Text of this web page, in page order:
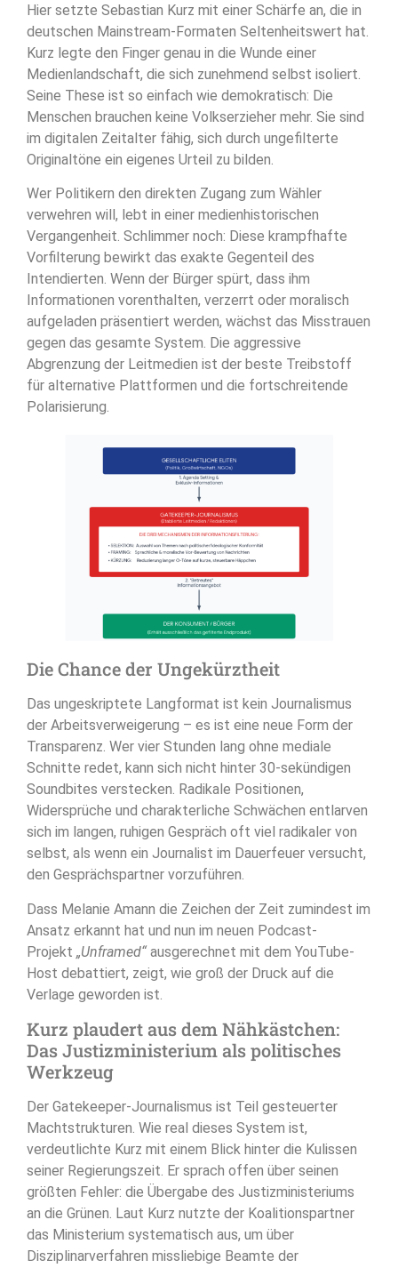
Hier setzte Sebastian Kurz mit einer Schärfe an, die in
deutschen Mainstream-Formaten Seltenheitswert hat.
Kurz legte den Finger genau in die Wunde einer
Medienlandschaft, die sich zunehmend selbst isoliert.
Seine These ist so einfach wie demokratisch: Die
Menschen brauchen keine Volkserzieher mehr. Sie sind
im digitalen Zeitalter fähig, sich durch ungefilterte
Originaltöne ein eigenes Urteil zu bilden.
Wer Politikern den direkten Zugang zum Wähler
verwehren will, lebt in einer medienhistorischen
Vergangenheit. Schlimmer noch: Diese krampfhafte
Vorfilterung bewirkt das exakte Gegenteil des
Intendierten. Wenn der Bürger spürt, dass ihm
Informationen vorenthalten, verzerrt oder moralisch
aufgeladen präsentiert werden, wächst das Misstrauen
gegen das gesamte System. Die aggressive
Abgrenzung der Leitmedien ist der beste Treibstoff
für alternative Plattformen und die fortschreitende
Polarisierung.
Die Chance der Ungekürztheit
Das ungeskriptete Langformat ist kein Journalismus
der Arbeitsverweigerung – es ist eine neue Form der
Transparenz. Wer vier Stunden lang ohne mediale
Schnitte redet, kann sich nicht hinter 30-sekündigen
Soundbites verstecken. Radikale Positionen,
Widersprüche und charakterliche Schwächen entlarven
sich im langen, ruhigen Gespräch oft viel radikaler von
selbst, als wenn ein Journalist im Dauerfeuer versucht,
den Gesprächspartner vorzuführen.
Dass Melanie Amann die Zeichen der Zeit zumindest im
Ansatz erkannt hat und nun im neuen Podcast-
Projekt „Unframed“ausgerechnet mit dem YouTube-
Host debattiert, zeigt, wie groß der Druck auf die
Verlage geworden ist.
Kurz plaudert aus dem Nähkästchen:
Das Justizministerium als politisches
Werkzeug
Der Gatekeeper-Journalismus ist Teil gesteuerter
Machtstrukturen. Wie real dieses System ist,
verdeutlichte Kurz mit einem Blick hinter die Kulissen
seiner Regierungszeit. Er sprach offen über seinen
größten Fehler: die Übergabe des Justizministeriums
an die Grünen. Laut Kurz nutzte der Koalitionspartner
das Ministerium systematisch aus, um über
Disziplinarverfahren missliebige Beamte der